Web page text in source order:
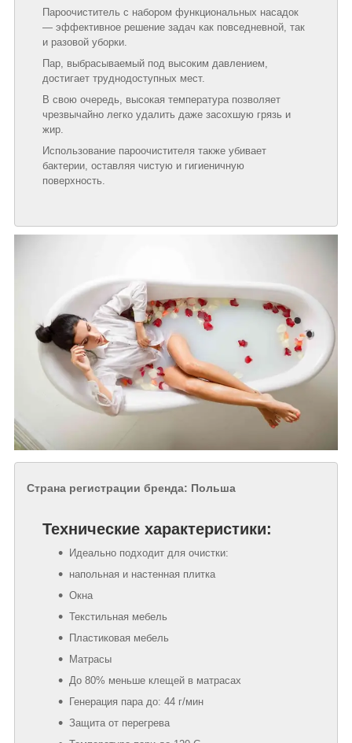
Пароочиститель с набором функциональных насадок
— эффективное решение задач как повседневной, так
и разовой уборки.
Пар, выбрасываемый под высоким давлением,
достигает труднодоступных мест.
В свою очередь, высокая температура позволяет
чрезвычайно легко удалить даже засохшую грязь и
жир.
Использование пароочистителя также убивает
бактерии, оставляя чистую и гигиеничную
поверхность.
Технические характеристики:
Идеально подходит для очистки:
напольная и настенная плитка
Окна
Текстильная мебель
Пластиковая мебель
Матрасы
До 80% меньше клещей в матрасах
Генерация пара до: 44 г/мин
Защита от перегрева
Страна регистрации бренда: Польша